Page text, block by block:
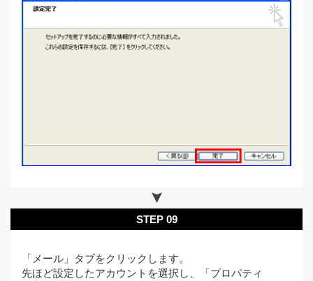
STEP 09
「メール」タブをクリックします。
先ほど設定したアカウントを選択し、「プロパティ